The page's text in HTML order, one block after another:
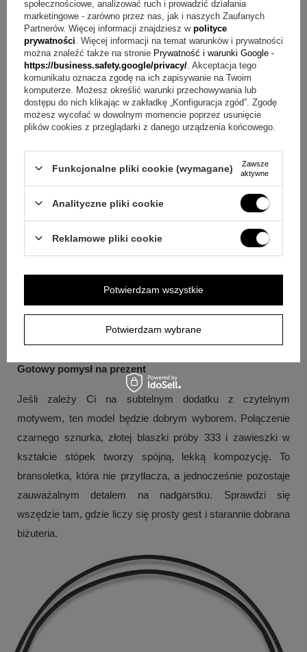
właśnie ten detal nadaje całości charakterystyczny wygląd.
Pytanie:Jak dopasować bransoletkę do nadgarstka?
Odpowiedź:Bransoletka ma regulację, dlatego może lepiej
dopasować się do ręki. To jedna z cech wskazanych
bezpośrednio w opisie produktu.
Pytanie:Z jakiego materiału wykonano blaszkę?
Tę informację podano w opisie jako jedną z kluczowych cech
modelu.
Czy to delikatna bransoletka do codziennego
noszenia?
Odpowiedź:
Opis przedstawia ją jako
wskazano innych elementów dodatkowych.
Gotowy pomysł na prezent
Jeśli zależy Ci na subtelnym dodatku z czytelnym
motywem, ten model będzie dobrym wyborem. Połączenie
czarnego sznurka, złotej blaszki próby 333 i zawieszki w
kształcie stópek tworzy spójną, lekką kompozycję. To
bransoletka, która nie przytłacza, a jednocześnie pozostaje
zauważalnym detalem na nadgarstku. Sprawdzi się
wszędzie tam, gdzie liczy się prosty gest i starannie dobrana
biżuteria.
społecznościowe, analizować ruch i prowadzić działania
marketingowe - zarówno przez nas, jak i naszych Zaufanych
Partnerów. Więcej informacji znajdziesz w polityce
prywatności . Więcej informacji na temat warunków i prywatności
można znaleźć także na stronie Prywatność i warunki Google -
https://business.safety.google/privacy/ . Akceptacja tego
komunikatu oznacza zgodę na ich zapisywanie na Twoim
komputerze. Możesz określić warunki przechowywania lub
dostępu do nich klikając w zakładkę „Konfiguracja zgód”. Zgodę
możesz wycofać w dowolnym momencie poprzez usunięcie
plików cookies z przeglądarki z danego urządzenia końcowego.
Funkcjonalne pliki cookie (wymagane)
Zawsze
aktywne
Analityczne pliki cookie
Reklamowe pliki cookie
Potwierdzam wybrane
Potwierdzam wszystkie